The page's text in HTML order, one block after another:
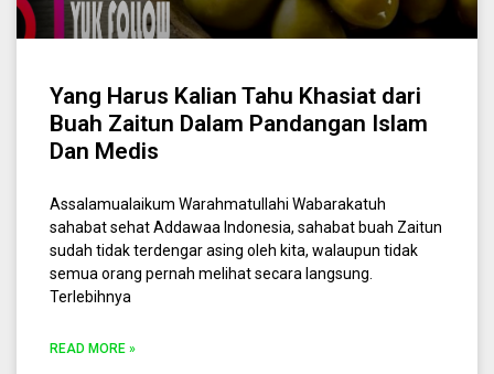
Yang Harus Kalian Tahu Khasiat dari
Buah Zaitun Dalam Pandangan Islam
Dan Medis
Assalamualaikum Warahmatullahi Wabarakatuh
sahabat sehat Addawaa Indonesia, sahabat buah Zaitun
sudah tidak terdengar asing oleh kita, walaupun tidak
semua orang pernah melihat secara langsung.
Terlebihnya
READ MORE »